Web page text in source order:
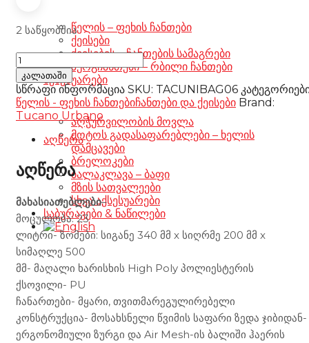
წელის – ფეხის ჩანთები
ქეისები
ქეისების – ჩანთების სამაგრები
ზურგჩანთები – რბილი ჩანთები
აქსესუარები
აღჭურვილობის მოვლა
მოტოს გადასაფარებლები – ხელის
დამცავები
ბრელოკები
ბალაკლავა – ბაფი
მზის სათვალეები
სხვა აქსესუარები
საბურავები & ნაწილები
2 საწყობშია
Tucano
Urbano
Backpack
TC1
23lt
black
რაოდენობა
კალათაში
სწრაფი ინფორმაცია SKU: TACUNIBAG06
წელის - ფეხის ჩანთებიჩანთები და ქეისები Brand:
Tucano Urbano
აღწერა
აღწერა
მახასიათებლები–
მოცულობა: 23
ლიტრი- ზომები: სიგანე 340 მმ x სიღრმე 200 მმ x
სიმაღლე 500
მმ- მაღალი ხარისხის High Poly პოლიესტერის
ქსოვილი- PU
ჩანართები- მყარი, თვითმარეგულირებელი
კონსტრუქცია- მოსახსნელი წვიმის საფარი ზედა ჯიბიდან-
ერგონომიული ზურგი და Air Mesh-ის ბალიში ჰაერის